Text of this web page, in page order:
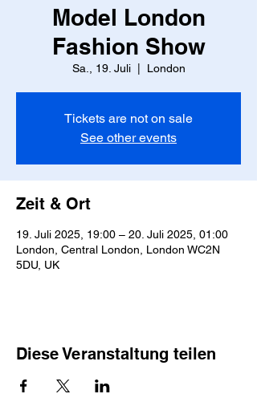
Model London
Fashion Show
Sa., 19. Juli
  |
London
Tickets are not on sale
See other events
Zeit & Ort
19. Juli 2025, 19:00 – 20. Juli 2025, 01:00
London, Central London, London WC2N
5DU, UK
Diese Veranstaltung teilen